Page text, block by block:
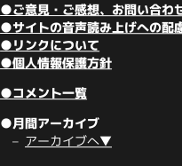
●ご意見・ご感想、お問い合わ
●サイトの音声読み上げへの配
●リンクについて
●個人情報保護方針
●コメント一覧
●月間アーカイブ
アーカイブへ▼